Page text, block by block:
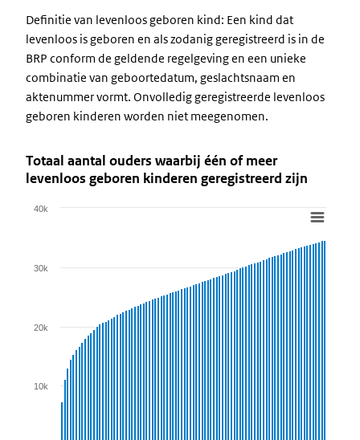
Definitie van levenloos geboren kind: Een kind dat
levenloos is geboren en als zodanig geregistreerd is in de
BRP conform de geldende regelgeving en een unieke
combinatie van geboortedatum, geslachtsnaam en
aktenummer vormt. Onvolledig geregistreerde levenloos
geboren kinderen worden niet meegenomen.
Totaal aantal ouders waarbij één of meer
levenloos geboren kinderen geregistreerd zijn
View as data table, Chart
The chart has 1 X axis displaying categories.
The chart has 1 Y axis displaying values. Data ranges from
10k
20k
30k
40k